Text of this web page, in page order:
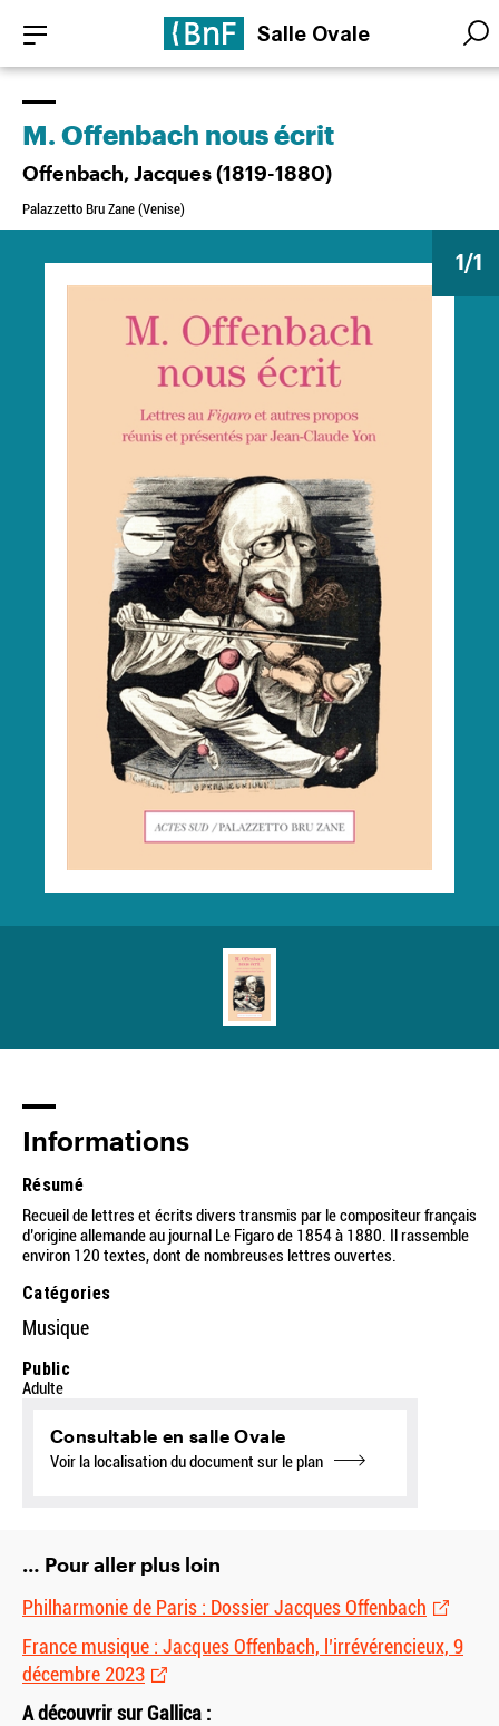
contenu
principal
Salle Ovale
1/1
M. Offenbach nous écrit
Offenbach, Jacques (1819-1880)
Palazzetto Bru Zane (Venise)
Informations
Résumé
Recueil de lettres et écrits divers transmis par le compositeur français
d’origine allemande au journal Le Figaro de 1854 à 1880. Il rassemble
environ 120 textes, dont de nombreuses lettres ouvertes.
Catégories
Musique
Public
Adulte
Consultable en salle Ovale
Voir la localisation du document sur le plan
… Pour aller plus loin
Philharmonie de Paris : Dossier Jacques Offenbach
France musique : Jacques Offenbach, l’irrévérencieux, 9
décembre 2023
A découvrir sur Gallica :
Panneau de gestion des cookies